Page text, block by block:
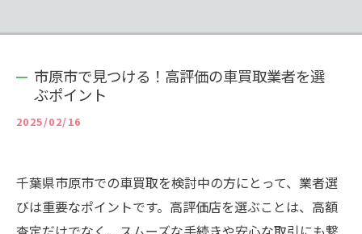
市原市で見つける！高評価の車買取業者を選
ぶポイント
2025/02/16
千葉県市原市での車買取を検討中の方にとって、業者選
びは重要なポイントです。高評価店を選ぶことは、高額